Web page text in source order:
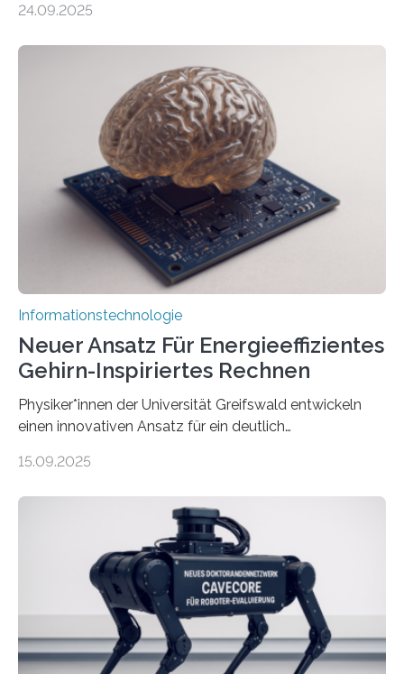
Förderung in Höhe von rund 2 Millionen Euro. Dabei
der MindPort GmbH eine neuartige, KI-gestützte
Lösung zur Erzeugung von Emotionen für realistische
Avatare. Gen-AIvatar entwickelt innovative und
kosteneffiziente Methoden, um lebensechte Avatare zu
erstellen. „Besonders wichtig ist uns eine ganzheitliche
Animation, bei der Stimme, Körperbewegung, Gestik
und Mimik im Einklang sind…
24.09.2025
Informationstechnologie
Neuer Ansatz Für Energieeffizientes
Gehirn-Inspiriertes Rechnen
Physiker*innen der Universität Greifswald entwickeln
einen innovativen Ansatz für ein deutlich
Lösungsweg ist inspiriert vom menschlichen Gehirn. Die
stellt die heutige Computertechnik vor
Herausforderungen. Herkömmliche Silizium-
Prozessoren stoßen an ihre Grenzen: Sie verbrauchen
viel Energie, die Speicher- und Verarbeitungseinheiten
sind voneinander getrennt und die Datenübertragung
bremst komplexe Anwendungen aus. Da KI-Modelle
immer größer werden und riesige Datenmengen
verarbeiten müssen, steigt der Bedarf an neuen
15.09.2025